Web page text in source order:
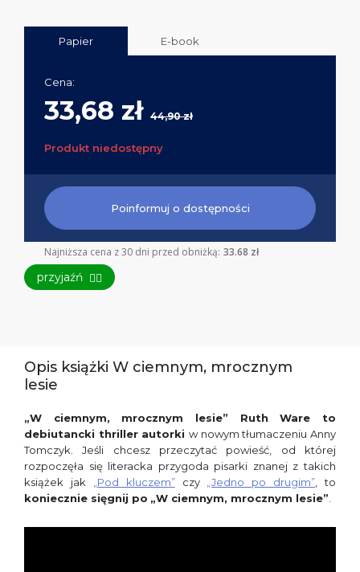
Papier E-book
Cena:
33,68 zł 44,90 zł
Produkt niedostępny
Poinformuj o dostępności
Najniższa cena z 30 dni przed obniżką: 33.68 zł
przyjaźń 👯‍♀️
Opis książki W ciemnym, mrocznym
lesie
„W ciemnym, mrocznym lesie” Ruth Ware to
debiutancki thriller autorki w nowym tłumaczeniu Anny
Tomczyk. Jeśli chcesz przeczytać powieść, od której
rozpoczęła się literacka przygoda pisarki znanej z takich
książek jak „Pod kluczem”czy „Jedno po drugim”, to
koniecznie sięgnij po „W ciemnym, mrocznym lesie”.